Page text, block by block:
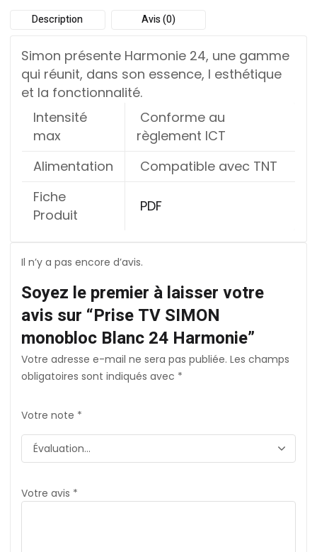
Description Avis (0)
Simon présente Harmonie 24, une gamme
qui réunit, dans son essence, l esthétique
et la fonctionnalité.
Intensité
max
Conforme au
règlement ICT
Alimentation
Compatible avec TNT
Fiche
Produit
PDF
Il n’y a pas encore d’avis.
Soyez le premier à laisser votre
avis sur “Prise TV SIMON
monobloc Blanc 24 Harmonie”
Votre adresse e-mail ne sera pas publiée. Les champs
obligatoires sont indiqués avec *
Votre note *
Votre avis *